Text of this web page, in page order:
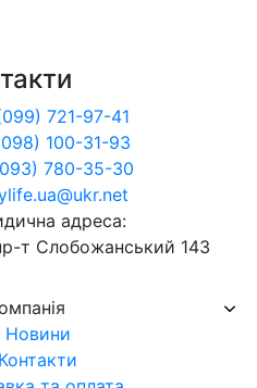
Новини
Контакти
721-97-41
100-31-93
780-35-30
адреса:
т Слобожанський 143